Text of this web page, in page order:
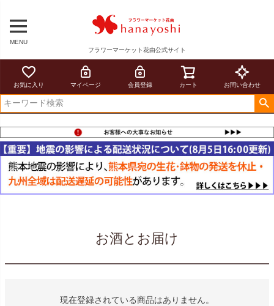
MENU
フラワーマーケット花由公式サイト
お気に入り マイページ 会員登録 カート お問い合わせ
お酒とお届け
現在登録されている商品はありません。